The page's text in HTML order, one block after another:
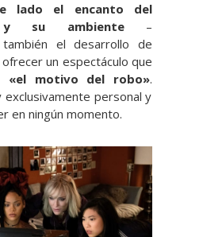
lado el encanto del
y su ambiente–
también el desarrollo de
un espectáculo que
«el motivo del robo».
personal y
en ningún momento.